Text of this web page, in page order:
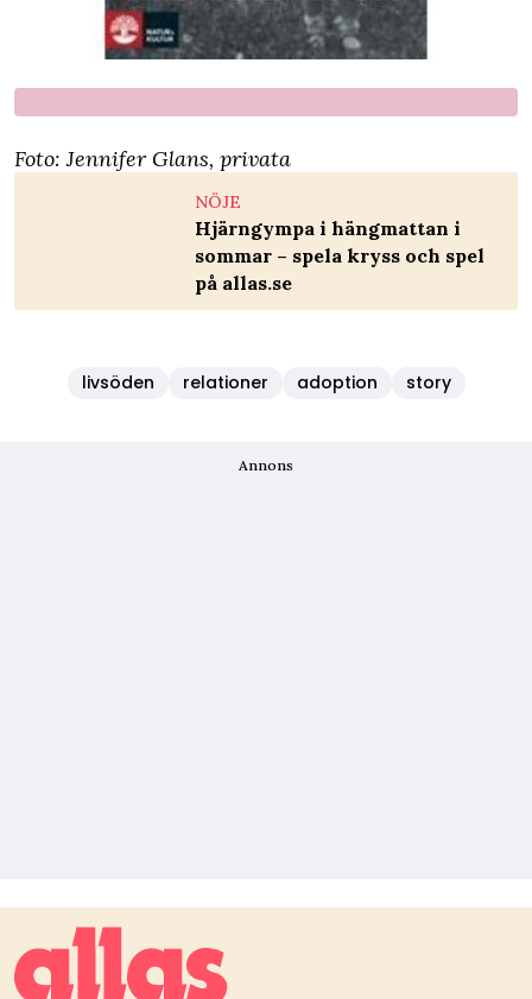
Foto: Jennifer Glans, privata
NÖJE
Hjärngympa i hängmattan i
sommar – spela kryss och spel
på allas.se
livsöden relationer adoption story
Annons